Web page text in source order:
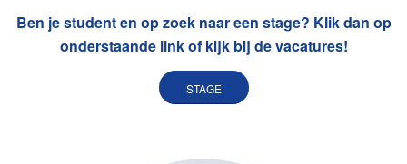
Ben je student en op zoek naar een stage? Klik dan op
onderstaande link of kijk bij de vacatures!
STAGE